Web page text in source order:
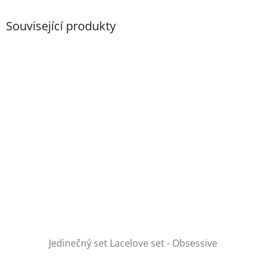
Související produkty
Jedinečný set Lacelove set - Obsessive